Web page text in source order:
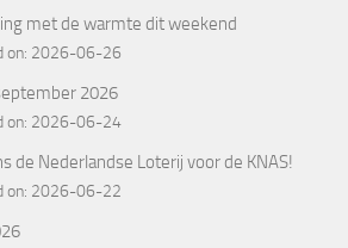
met de warmte dit weekend
on: 2026-06-26
2026
on: 2026-06-24
de Nederlandse Loterij voor de KNAS!
on: 2026-06-22